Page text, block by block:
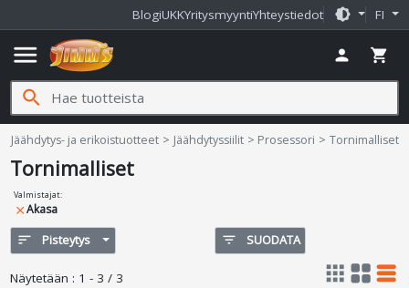
BlogiUKKYritysmyyntiYhteystiedot brightness_medium FI
menu person shopping_cart
search
Jimms.fi
Jäähdytys- ja erikoistuotteet Jäähdytyssiilit Prosessori Tornimalliset
Tornimalliset
Valmistajat:
closeAkasa
sort Pisteytys filter_list SUODATA
Näytetään : 1 - 3 / 3 apps grid_view table_rows